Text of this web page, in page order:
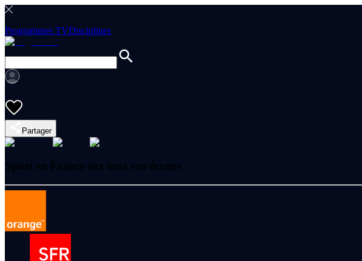
Programmes TVDisciplines
Partager
Sport en France sur tous vos écrans